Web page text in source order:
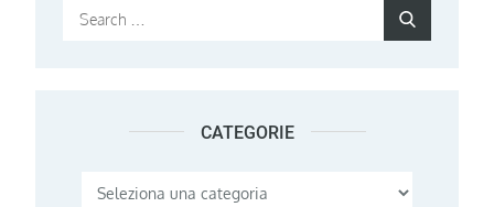
Search
CATEGORIE
Categorie